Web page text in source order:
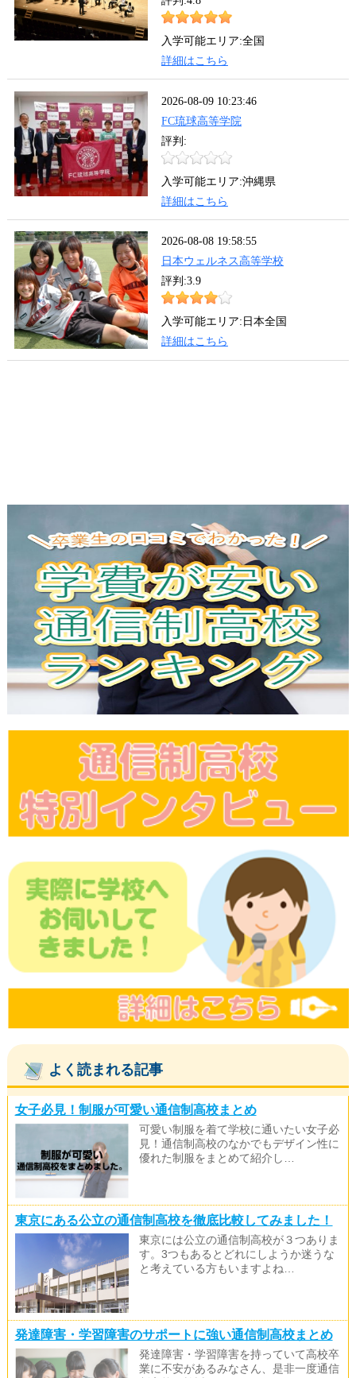
よく読まれる記事
女子必見！制服が可愛い通信制高校まとめ
可愛い制服を着て学校に通いたい女子必
見！通信制高校のなかでもデザイン性に
優れた制服をまとめて紹介し…
東京にある公立の通信制高校を徹底比較してみました！
東京には公立の通信制高校が３つありま
す。3つもあるとどれにしようか迷うな
と考えている方もいますよね…
発達障害・学習障害のサポートに強い通信制高校まとめ
発達障害・学習障害を持っていて高校卒
業に不安があるみなさん、是非一度通信